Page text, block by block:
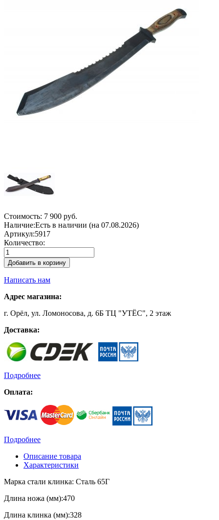
Стоимость: 7 900 руб.
Наличие:Есть в наличии (на 07.08.2026)
Артикул:5917
Количество:
Добавить в корзину
Написать нам
Адрес магазина:
г. Орёл, ул. Ломоносова, д. 6Б ТЦ "УТЁС", 2 этаж
Доставка:
Подробнее
Оплата:
Подробнее
Описание товара
Характеристики
Марка стали клинка: Сталь 65Г
Длина ножа (мм):470
Длина клинка (мм):328